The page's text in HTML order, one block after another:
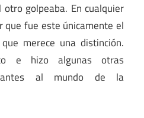
golpeaba. En cualquier
que fue este únicamente el
merece una distinción.
e hizo algunas otras
al mundo de la